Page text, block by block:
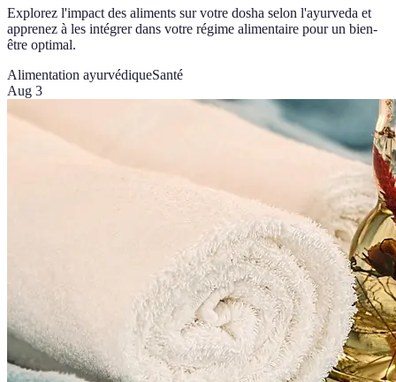
Explorez l'impact des aliments sur votre dosha selon l'ayurveda et
apprenez à les intégrer dans votre régime alimentaire pour un bien-
être optimal.
Alimentation ayurvédiqueSanté
Aug 3